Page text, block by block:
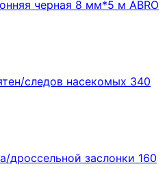
черная 8 мм*5 м ABRO
следов насекомых 340
дроссельной заслонки 160